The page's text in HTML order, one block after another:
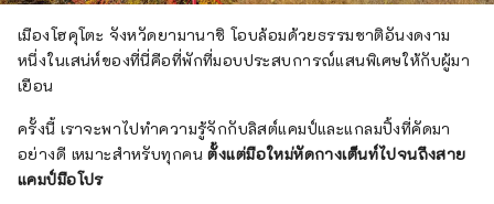
เมืองโฮคุโตะ จังหวัดยามานาชิ โอบล้อมด้วยธรรมชาติอันงดงาม
หนึ่งในเสน่ห์ของที่นี่คือที่พักที่มอบประสบการณ์แสนพิเศษให้กับผู้มา
เยือน
ครั้งนี้ เราจะพาไปทำความรู้จักกับลิสต์แคมป์และแกลมปิ้งที่คัดมา
อย่างดี เหมาะสำหรับทุกคนตั้งแต่มือใหม่หัดกางเต็นท์ไปจนถึงสาย
แคมป์มือโปร